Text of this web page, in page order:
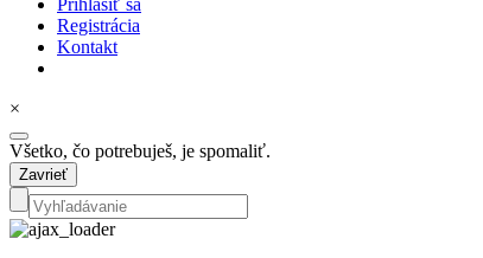
Prihlásiť sa
Registrácia
Kontakt
×
Všetko, čo potrebuješ, je spomaliť.
Zavrieť